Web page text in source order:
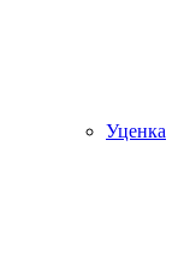
Уценка